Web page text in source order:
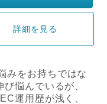
詳細を見る
みをお持ちではな
悩んでいるが、
運用歴が浅く、